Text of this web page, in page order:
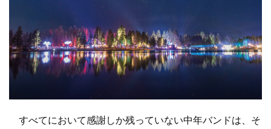
すべてにおいて感謝しか残っていない中年バンドは、そ